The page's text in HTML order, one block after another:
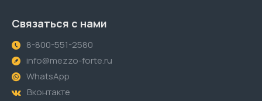
Связаться с нами
8-800-551-2580
info@mezzo-forte.ru
WhatsApp
Вконтакте